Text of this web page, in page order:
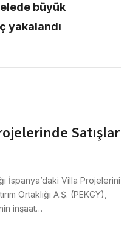
büyük
yakalandı
Satışlar
İspanya’daki Villa Projelerini
Ortaklığı A.Ş. (PEKGY),
inşaat…